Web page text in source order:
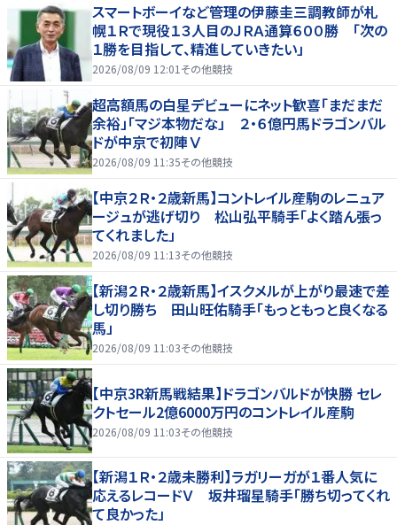
スマートボーイなど管理の伊藤圭三調教師が札
幌１Ｒで現役１３人目のＪＲＡ通算６００勝 「次の
１勝を目指して、精進していきたい」
2026/08/09 12:01 その他競技
超高額馬の白星デビューにネット歓喜「まだまだ
余裕」「マジ本物だな」 ２・６億円馬ドラゴンバル
ドが中京で初陣Ⅴ
2026/08/09 11:35その他競技
【中京２Ｒ・２歳新馬】コントレイル産駒のレニュア
ージュが逃げ切り 松山弘平騎手「よく踏ん張っ
てくれました」
2026/08/09 11:13その他競技
【新潟２Ｒ・２歳新馬】イスクメルが上がり最速で差
し切り勝ち 田山旺佑騎手「もっともっと良くなる
馬」
2026/08/09 11:03その他競技
【中京3R新馬戦結果】ドラゴンバルドが快勝 セレ
クトセール2億6000万円のコントレイル産駒
2026/08/09 11:03その他競技
【新潟１Ｒ・２歳未勝利】ラガリーガが１番人気に
応えるレコードＶ 坂井瑠星騎手「勝ち切ってくれ
て良かった」